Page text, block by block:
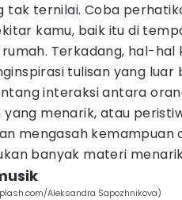
tak ternilai. Coba
kamu, baik itu di
Terkadang, hal-hal
tulisan yang luar
interaksi antara
menarik, atau
mengasah kemampuan
banyak materi
Aleksandra Sapozhnikova)